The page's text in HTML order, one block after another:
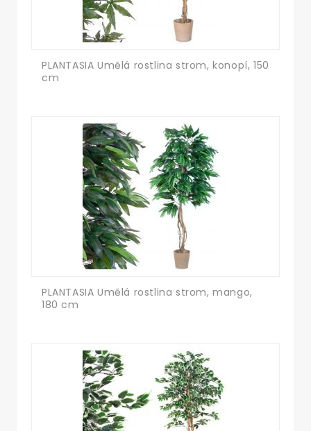
PLANTASIA Umělá rostlina strom, konopí, 150
cm
PLANTASIA Umělá rostlina strom, mango,
180 cm